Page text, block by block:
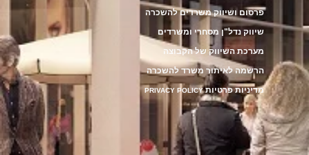
פרסום ושיווק משרדים להשכרה
שיווק נדל"ן מסחרי ומשרדים
מערכת השיווק של הקבוצה
הרשמה לאיתור משרד להשכרה
מדיניות פרטיותPRIVACY POLICY